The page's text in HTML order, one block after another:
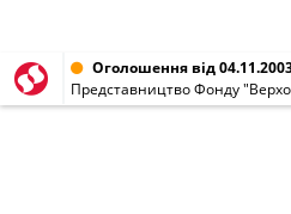
Оголошення від
Представництво Фонду